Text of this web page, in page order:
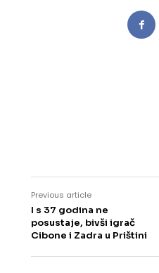
Previous article
I s 37 godina ne
posustaje, bivši igrač
Cibone i Zadra u Prištini